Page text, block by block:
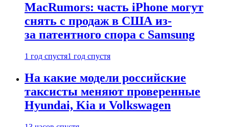
MacRumors: часть iPhone могут
снять с продаж в США из-
за патентного спора с Samsung
1 год спустя1 год спустя
На какие модели российские
таксисты меняют проверенные
Hyundai, Kia и Volkswagen